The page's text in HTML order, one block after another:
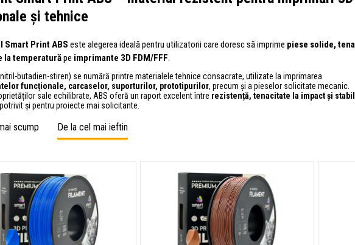
și tehnice
Smart Print ABS este alegerea ideală pentru utilizatorii care doresc să imprime piese solide,
la temperaturăpe imprimante 3D FDM/FFF
butadien-stiren) se numără printre materialele tehnice consacrate, utilizate la imprimarea
funcționale, carcaselor, suporturilor, prototipurilor, precum și a pieselor solicitate mecanic.
sale echilibrate, ABS oferă un raport excelent între rezistență, tenacitate la impact și
și pentru proiecte mai solicitante.
scump De la cel mai ieftin